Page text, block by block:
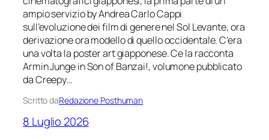
ampio servizio by Andrea Carlo Cappi
sull’evoluzione dei film di genere nel Sol Levante, ora
derivazione ora modello di quello occidentale. C’era
una volta la poster art giapponese. Ce la racconta
Armin Junge in Son of Banzai!, volumone pubblicato
da Creepy…
Scritto daRedazione Posthuman
8 Luglio 2026